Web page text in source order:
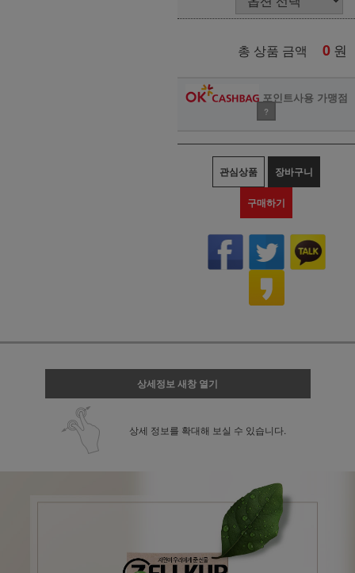
총 상품 금액 0 원
포인트사용 가맹점
?
관심상품 장바구니
구매하기
상세정보 새창 열기
상세 정보를 확대해 보실 수 있습니다.